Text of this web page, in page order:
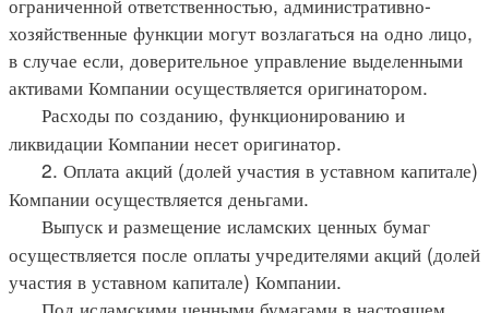
хозяйственные функции могут возлагаться на одно лицо,
в случае если, доверительное управление выделенными
активами Компании осуществляется оригинатором.
Расходы по созданию, функционированию и
ликвидации Компании несет оригинатор.
2. Оплата акций (долей участия в уставном капитале)
Компании осуществляется деньгами.
Выпуск и размещение исламских ценных бумаг
осуществляется после оплаты учредителями акций (долей
участия в уставном капитале) Компании.